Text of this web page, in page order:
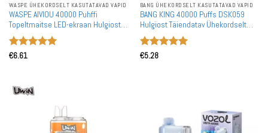
WASPE ÜHEKORDSELT KASUTATAVAD VAPID
WASPE AIVIOU 40000 Puhffi
Topeltmaitse LED-ekraan Hulgiostu
Laetav Ühekordselt Kasutatav Vape
Hulgimüük
Hinnanguga
€6.61
BANG ÜHEKORDSELT KASUTATAVAD VAPID
BANG KING 40000 Puffs DSK059
Hulgiost Täiendatav Ühekordselt
Kasutatav Vape Hulgimüük
Hinnanguga
€5.28